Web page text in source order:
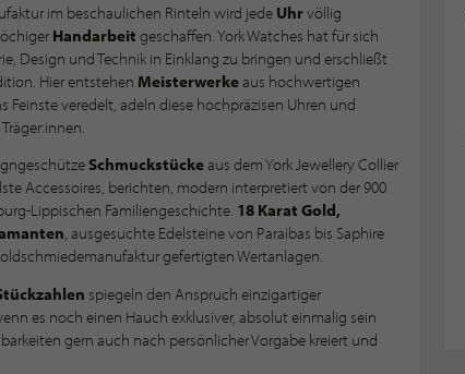
im beschaulichen Rinteln wird jede Uhrvöllig
Handarbeit geschaffen. York Watches hat für sich
Design und Technik in Einklang zu bringen und erschließt
Hier entstehen Meisterwerkeaus hochwertigen
Feinste veredelt, adeln diese hochpräzisen Uhren und
Schmuckstückeaus dem York Jewellery Collier
Accessoires, berichten, modern interpretiert von der 900
Lippischen Familiengeschichte. 18 Karat Gold,
, ausgesuchte Edelsteine von Paraibas bis Saphire
gefertigten Wertanlagen.
spiegeln den Anspruch einzigartiger
es noch einen Hauch exklusiver, absolut einmalig sein
gern auch nach persönlicher Vorgabe kreiert und